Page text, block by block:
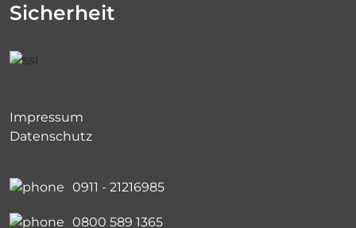
Sicherheit
Impressum
Datenschutz
0911 - 21216985
0800 589 1365